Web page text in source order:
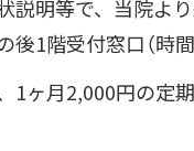
説明等で、当院よ
1階受付窓口（時
1ヶ月2,000円の定